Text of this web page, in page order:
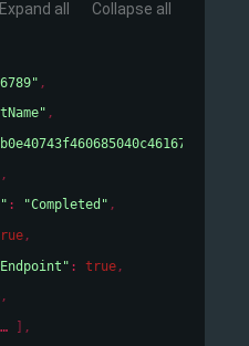
Expand all Collapse all
,
,
,
: "Completed" ,
,
: true,
,
,